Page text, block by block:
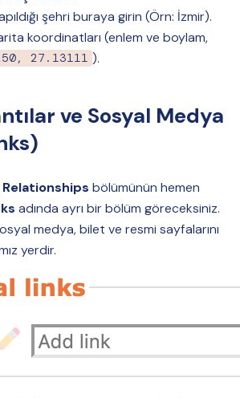
şehri buraya girin (Örn: İzmir).
koordinatları (enlem ve boylam,
27.13111 ).
ve Sosyal Medya
Relationships bölümünün hemen
adında ayrı bir bölüm göreceksiniz.
medya, bilet ve resmi sayfalarını
yerdir.